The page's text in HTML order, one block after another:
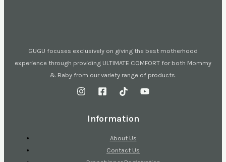
GUGU focuses exclusively on giving the best motherhood
experience through providing ULTIMATE COMFORT for both Mommy
& Baby from our variety range of products.
Information
About Us
Contact Us